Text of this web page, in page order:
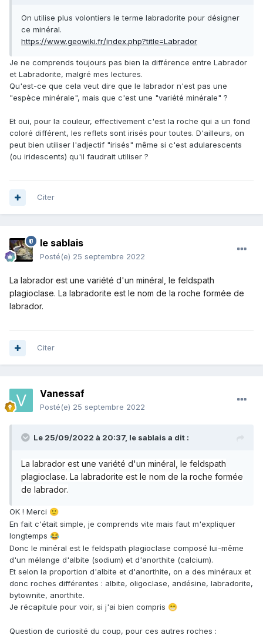
On utilise plus volontiers le terme labradorite pour désigner
ce minéral.
https://www.geowiki.fr/index.php?title=Labrador
Je ne comprends toujours pas bien la différence entre Labrador
et Labradorite, malgré mes lectures.
Qu'est-ce que cela veut dire que le labrador n'est pas une
"espèce minérale", mais que c'est une "variété minérale" ?
Et oui, pour la couleur, effectivement c'est la roche qui a un fond
coloré différent, les reflets sont irisés pour toutes. D'ailleurs, on
peut bien utiliser l'adjectif "irisés" même si c'est adularescents
(ou iridescents) qu'il faudrait utiliser ?
Citer
le sablais
Posté(e) 25 septembre 2022
La labrador est une variété d'un minéral, le feldspath
plagioclase. La labradorite est le nom de la roche formée de
labrador.
Citer
Vanessaf
Posté(e) 25 septembre 2022
Le 25/09/2022 à 20:37, le sablais a dit :
La labrador est une variété d'un minéral, le feldspath
plagioclase. La labradorite est le nom de la roche formée
de labrador.
OK ! Merci 🙂
En fait c'était simple, je comprends vite mais faut m'expliquer
longtemps 😂
Donc le minéral est le feldspath plagioclase composé lui-même
d'un mélange d'albite (sodium) et d'anorthite (calcium).
Et selon la proportion d'albite et d'anorthite, on a des minéraux et
donc roches différentes : albite, oligoclase, andésine, labradorite,
bytownite, anorthite.
Je récapitule pour voir, si j'ai bien compris 😁
Question de curiosité du coup, pour ces autres roches :